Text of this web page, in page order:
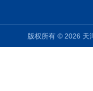
版权所有 © 2026